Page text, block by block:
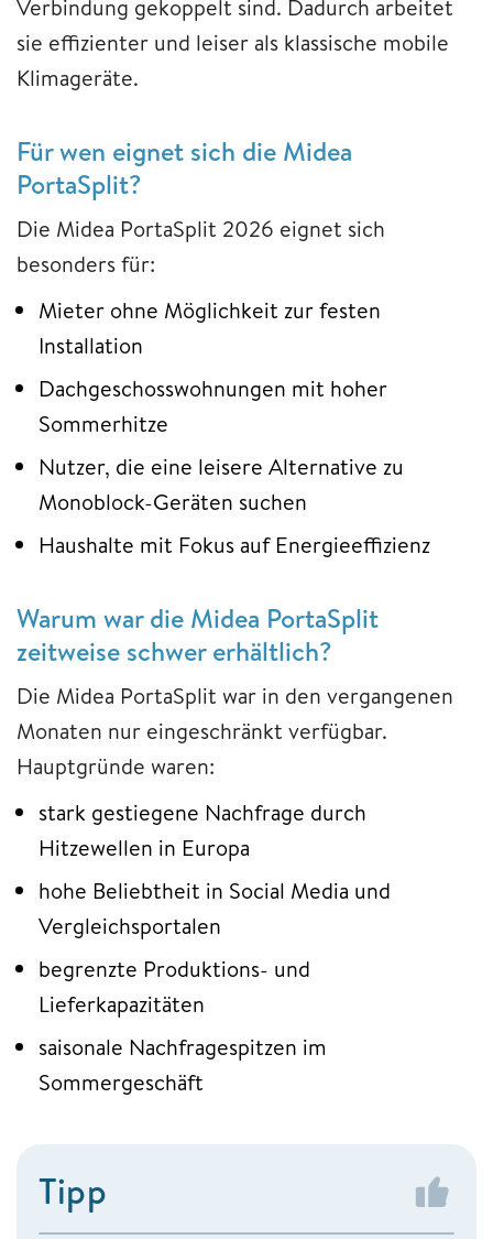
Verbindung gekoppelt sind. Dadurch arbeitet
sie effizienter und leiser als klassische mobile
Klimageräte.
Für wen eignet sich die Midea
PortaSplit?
Die Midea PortaSplit 2026 eignet sich
besonders für:
Mieter ohne Möglichkeit zur festen
Installation
Dachgeschosswohnungen mit hoher
Sommerhitze
Nutzer, die eine leisere Alternative zu
Monoblock-Geräten suchen
Haushalte mit Fokus auf Energieeffizienz
Warum war die Midea PortaSplit
zeitweise schwer erhältlich?
Die Midea PortaSplit war in den vergangenen
Monaten nur eingeschränkt verfügbar.
Hauptgründe waren:
stark gestiegene Nachfrage durch
Hitzewellen in Europa
hohe Beliebtheit in Social Media und
Vergleichsportalen
begrenzte Produktions- und
Lieferkapazitäten
saisonale Nachfragespitzen im
Sommergeschäft
Tipp